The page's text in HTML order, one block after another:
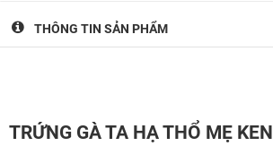
THÔNG TIN SẢN PHẨM
TRỨNG GÀ TA HẠ THỔ MẸ KEN